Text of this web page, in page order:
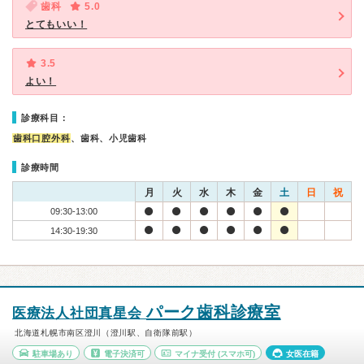
歯科
5.0
とてもいい！
3.5
よい！
診療科目：
歯科口腔外科、歯科、小児歯科
診療時間
月 火 水 木 金 土 日 祝
09:30-13:00
14:30-19:30
医療法人社団真星会パーク歯科診療室
北海道札幌市南区澄川（澄川駅、自衛隊前駅）
駐車場あり 電子決済可 マイナ受付 (スマホ可) 女医在籍